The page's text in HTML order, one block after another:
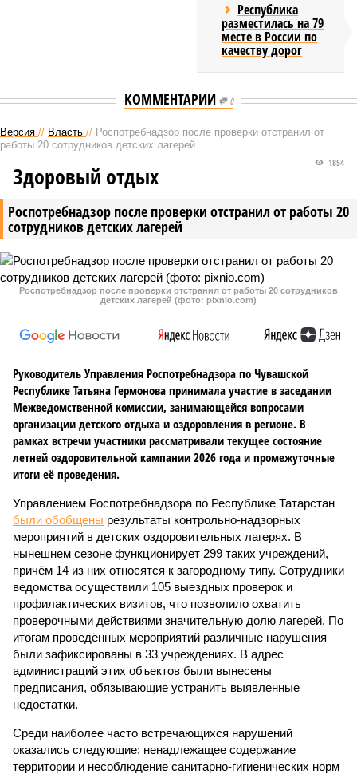
Республика
разместилась на 79
месте в России по
качеству дорог
КОММЕНТАРИИ 0
Версия // Власть // Роспотребнадзор после проверки отстранил от
работы 20 сотрудников детских лагерей
Роспотребнадзор после проверки отстранил от работы 20
сотрудников детских лагерей
1854
Здоровый отдых
Роспотребнадзор после проверки отстранил от работы 20 сотрудников
детских лагерей (фото: pixnio.com)
Руководитель Управления Роспотребнадзора по Чувашской
Республике Татьяна Гермонова принимала участие в заседании
Межведомственной комиссии, занимающейся вопросами
организации детского отдыха и оздоровления в регионе. В
рамках встречи участники рассматривали текущее состояние
летней оздоровительной кампании 2026 года и промежуточные
итоги её проведения.
Управлением Роспотребнадзора по Республике Татарстан
были обобщены результаты контрольно-надзорных
мероприятий в детских оздоровительных лагерях. В
нынешнем сезоне функционирует 299 таких учреждений,
причём 14 из них относятся к загородному типу. Сотрудники
ведомства осуществили 105 выездных проверок и
профилактических визитов, что позволило охватить
проверочными действиями значительную долю лагерей. По
итогам проведённых мероприятий различные нарушения
были зафиксированы в 33 учреждениях. В адрес
администраций этих объектов были вынесены
предписания, обязывающие устранить выявленные
недостатки.
Среди наиболее часто встречающихся нарушений
оказались следующие: ненадлежащее содержание
территории и несоблюдение санитарно-гигиенических норм